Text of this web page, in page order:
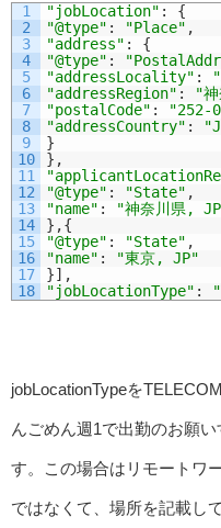
1
2
3
4
5
6
7
8
9
10
11
12
13
14
15
16
17
18
"jobLocation" :
{
"@type" : "Place" ,
"address" :
{
"@type" :
"addressLocality" :
"addressRegion" : "
"postalCode" : "252-
"addressCountry" :
}
} ,
"@type" : "State" ,
"name" :
"神奈川県,
} ,{
"@type" : "State" ,
"name" :
"東京, JP"
}] ,
"jobLocationType" :
jobLocationTypeを
んごめん週1で出勤のお願
す。この場合はリモートワ
ではなくて、場所を記載し